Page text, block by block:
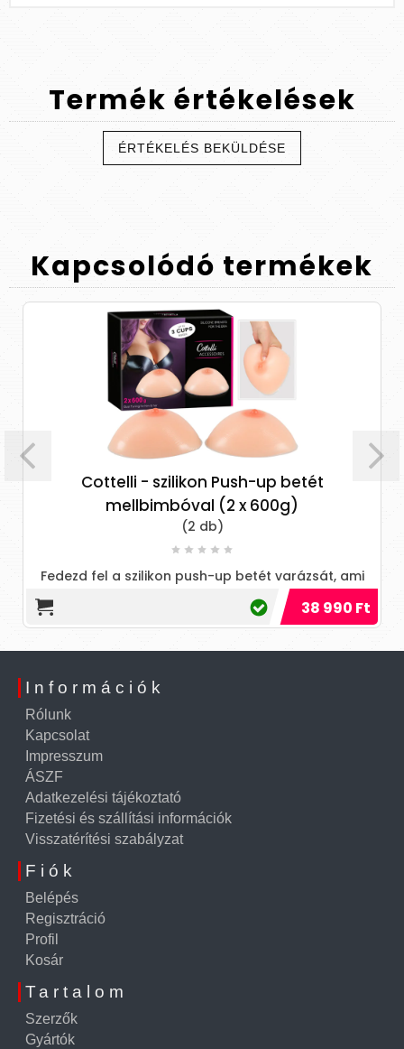
Termék értékelések
ÉRTÉKELÉS BEKÜLDÉSE
Kapcsolódó termékek
Cottelli - szilikon Push-up betét
mellbimbóval (2 x 600g)
(2 db)
Fedezd fel a szilikon push-up betét varázsát, ami
nőiesebbé teszi az alakod, és magabiztosságot ad!
38 990 Ft
Információk
Rólunk
Kapcsolat
Impresszum
ÁSZF
Adatkezelési tájékoztató
Fizetési és szállítási információk
Visszatérítési szabályzat
Fiók
Belépés
Regisztráció
Profil
Kosár
Tartalom
Szerzők
Gyártók